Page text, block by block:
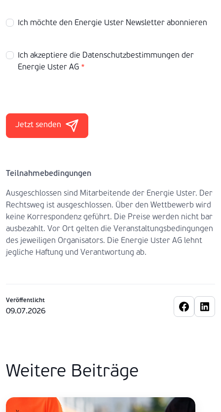
Ich möchte den Energie Uster Newsletter abonnieren
Ich akzeptiere die Datenschutzbestimmungen der
Energie Uster AG *
Jetzt senden
Teilnahmebedingungen
Ausgeschlossen sind Mitarbeitende der Energie Uster. Der
Rechtsweg ist ausgeschlossen. Über den Wettbewerb wird
keine Korrespondenz geführt. Die Preise werden nicht bar
ausbezahlt. Vor Ort gelten die Veranstaltungsbedingungen
des jeweiligen Organisators. Die Energie Uster AG lehnt
jegliche Haftung und Verantwortung ab.
Veröffentlicht
09.07.2026
Weitere Beiträge